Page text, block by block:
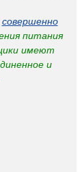
совершенно
питания
имеют
и